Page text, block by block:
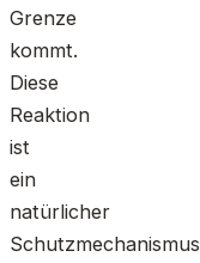
Grenze
kommt.
Diese
Reaktion
ist
ein
natürlicher
Schutzmechanismus